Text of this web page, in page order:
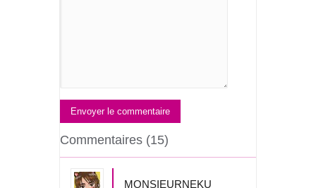
Envoyer le commentaire
Commentaires (15)
MONSIEURNEKU